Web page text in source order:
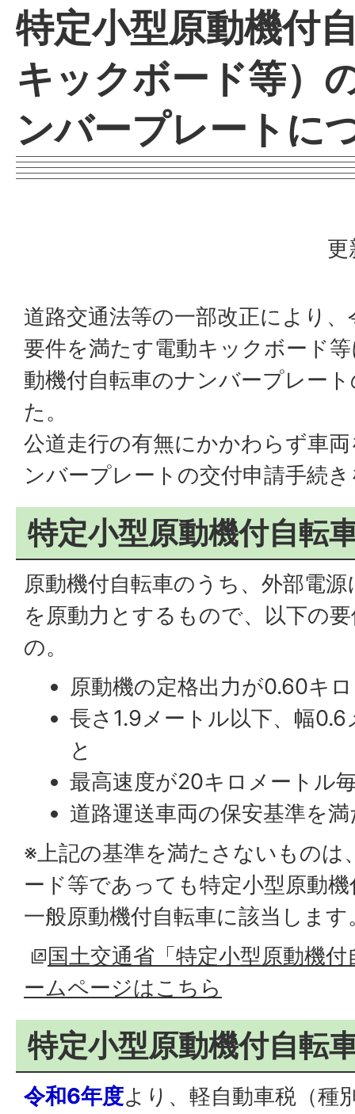
特定小型原動機付
キックボード等）
ンバープレートに
更
道路交通法等の一部改正により
要件を満たす電動キックボード
動機付自転車のナンバープレー
た。
公道走行の有無にかかわらず車
ンバープレートの交付申請手続
特定小型原動機付自転
原動機付自転車のうち、外部電
を原動力とするもので、以下の
の。
原動機の定格出力が0.60キ
長さ1.9メートル以下、幅
と
最高速度が20キロメートル
道路運送車両の保安基準を
※上記の基準を満たさないものは
ード等であっても特定小型原動
一般原動機付自転車に該当します
国土交通省「特定小型原動機
ームページはこちら
特定小型原動機付自転
令和6年度より、軽自動車税（種